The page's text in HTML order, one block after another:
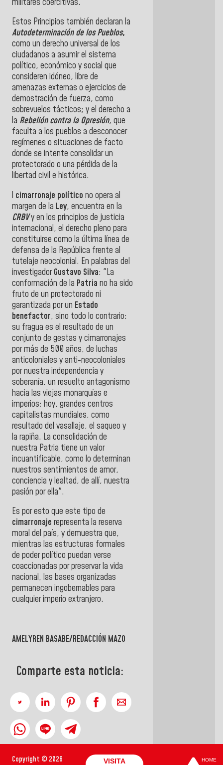
Estos Principios también declaran la
Autodeterminación de los Pueblos,
como un derecho universal de los
ciudadanos a asumir el sistema
político, económico y social que
consideren idóneo, libre de
amenazas externas o ejercicios de
demostración de fuerza, como
sobrevuelos tácticos; y el derecho a
la Rebelión contra la Opresión, que
faculta a los pueblos a desconocer
regímenes o situaciones de facto
donde se intente consolidar un
protectorado o una pérdida de la
libertad civil e histórica.
l cimarronaje político no opera al
margen de la Ley, encuentra en la
CRBVy en los principios de justicia
internacional, el derecho pleno para
constituirse como la última línea de
defensa de la República frente al
tutelaje neocolonial. En palabras del
investigadorGustavo Silva: "La
conformación de la Patria no ha sido
fruto de un protectorado ni
garantizada por un Estado
benefactor, sino todo lo contrario:
su fragua es el resultado de un
conjunto de gestas y cimarronajes
por más de 500 años, de luchas
anticoloniales y anti-neocoloniales
por nuestra independencia y
soberanía, un resuelto antagonismo
hacia las viejas monarquías e
imperios; hoy, grandes centros
capitalistas mundiales, como
resultado del vasallaje, el saqueo y
la rapiña. La consolidación de
nuestra Patria tiene un valor
incuantificable, como lo determinan
nuestros sentimientos de amor,
conciencia y lealtad, de allí, nuestra
pasión por ella".
Es por esto que este tipo de
cimarronaje representa la reserva
moral del país, y demuestra que,
mientras las estructuras formales
de poder político puedan verse
coaccionadas por preservar la vida
nacional, las bases organizadas
permanecen ingobernables para
cualquier imperio extranjero.
AMELYREN BASABE/REDACCIÓN MAZO
Comparte esta noticia:
Copyright © 2026
VISITA
HOME